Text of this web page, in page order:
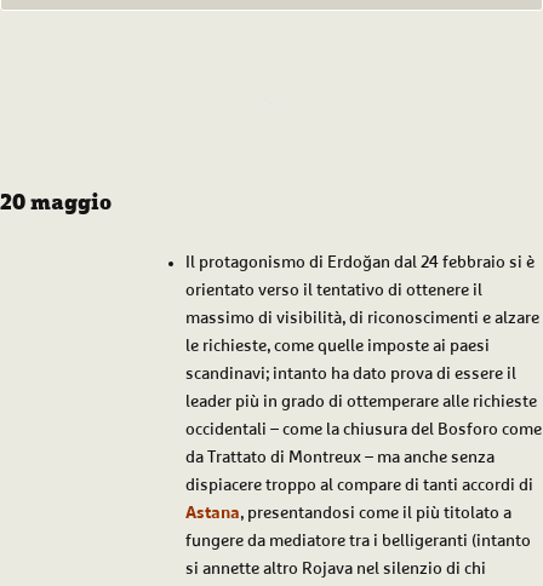
20 maggio
Il protagonismo di Erdoğan dal 24 febbraio si è
orientato verso il tentativo di ottenere il
massimo di visibilità, di riconoscimenti e alzare
le richieste, come quelle imposte ai paesi
scandinavi; intanto ha dato prova di essere il
leader più in grado di ottemperare alle richieste
occidentali – come la chiusura del Bosforo come
da Trattato di Montreux – ma anche senza
dispiacere troppo al compare di tanti accordi di
Astana, presentandosi come il più titolato a
fungere da mediatore tra i belligeranti (intanto
si annette altro Rojava nel silenzio di chi